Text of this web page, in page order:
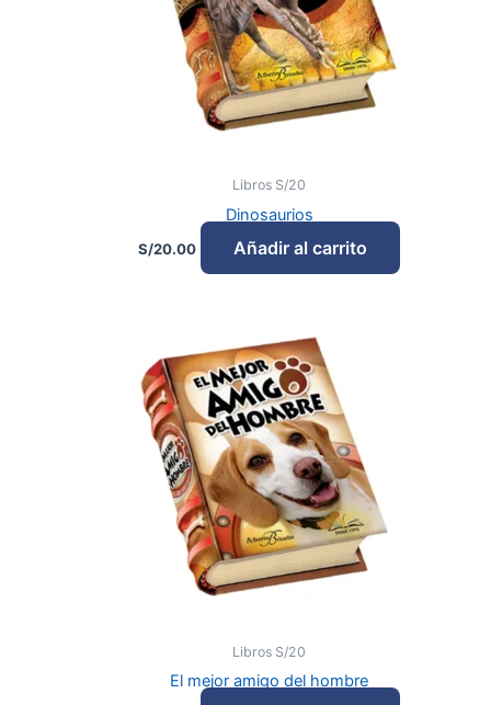
Libros S/20
Dinosaurios
S/20.00 Añadir al carrito
Libros S/20
El mejor amigo del hombre